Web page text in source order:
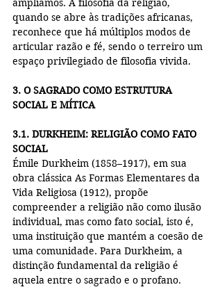
ampliamos. A filosofia da religião,
quando se abre às tradições africanas,
reconhece que há múltiplos modos de
articular razão e fé, sendo o terreiro um
espaço privilegiado de filosofia vivida.
3. O SAGRADO COMO ESTRUTURA
SOCIAL E MÍTICA
3.1. DURKHEIM: RELIGIÃO COMO FATO
SOCIAL
Émile Durkheim (1858–1917), em sua
obra clássica As Formas Elementares da
Vida Religiosa (1912), propõe
compreender a religião não como ilusão
individual, mas como fato social, isto é,
uma instituição que mantém a coesão de
uma comunidade. Para Durkheim, a
distinção fundamental da religião é
aquela entre o sagrado e o profano.